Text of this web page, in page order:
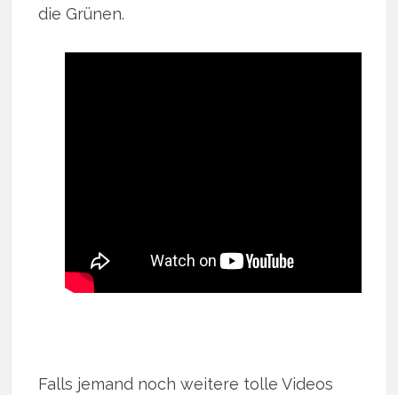
die Grünen.
Falls jemand noch weitere tolle Videos